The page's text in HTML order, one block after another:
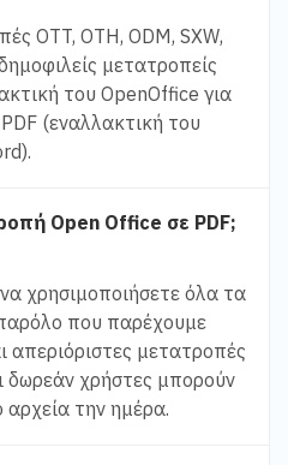
OTT, OTH, ODM, SXW,
μετατροπείς
του OpenOffice για
(εναλλακτική του
Open Office σε PDF;
χρησιμοποιήσετε όλα τα
που παρέχουμε
απεριόριστες μετατροπές
δωρεάν χρήστες μπορούν
την ημέρα.